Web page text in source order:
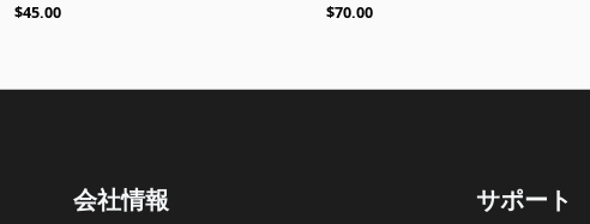
$45.00 $70.00
会社情報 サポート